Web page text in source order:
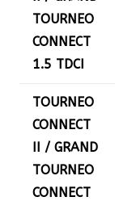
TOURNEO
CONNECT
1.5 TDCI
TOURNEO
CONNECT
II / GRAND
TOURNEO
CONNECT